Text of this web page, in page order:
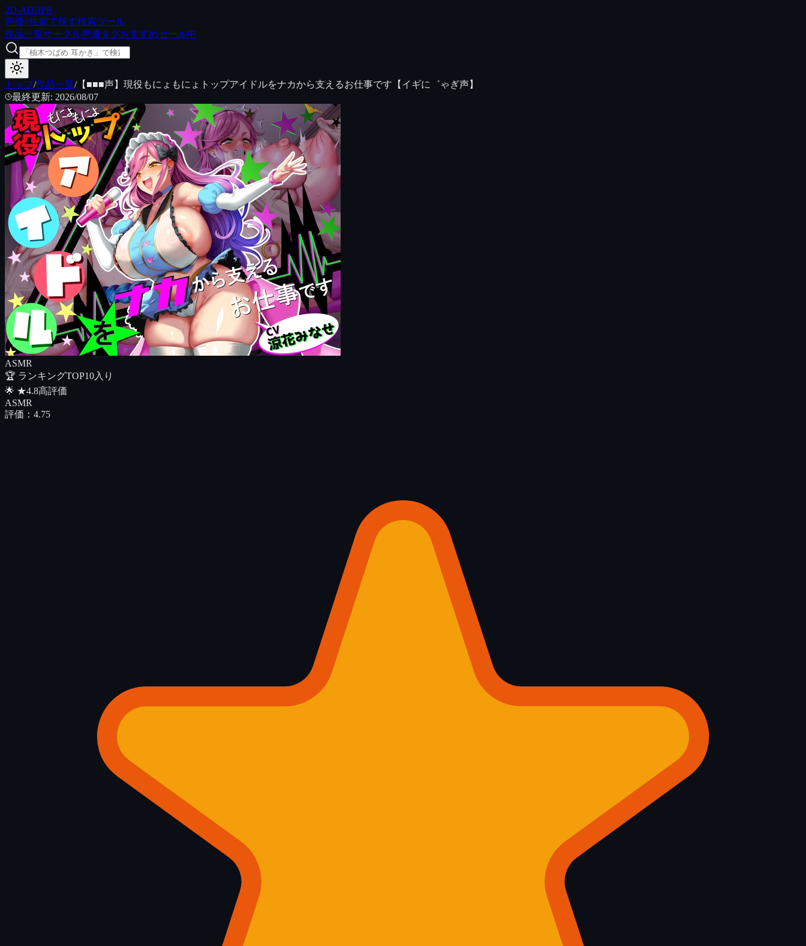
2D-ADBPR
声優×性癖で探す検索ツール
作品一覧サークル声優タグおすすめセール中
トップ/作品一覧/【■■■声】現役もにょもにょトップアイドルをナカから支えるお仕事です【イギに゛ゃぎ声】
最終更新: 2026/08/07
ASMR
🏆 ランキングTOP10入り
🌟 ★4.8高評価
ASMR
評価： 4.75